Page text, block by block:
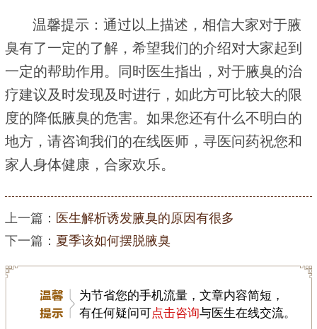
温馨提示：通过以上描述，相信大家对于腋
臭有了一定的了解，希望我们的介绍对大家起到
一定的帮助作用。同时医生指出，对于腋臭的治
疗建议及时发现及时进行，如此方可比较大的限
度的降低腋臭的危害。如果您还有什么不明白的
地方，请咨询我们的在线医师，寻医问药祝您和
家人身体健康，合家欢乐。
上一篇： 医生解析诱发腋臭的原因有很多
下一篇： 夏季该如何摆脱腋臭
为节省您的手机流量，文章内容简短，
有任何疑问可点击咨询与医生在线交流。